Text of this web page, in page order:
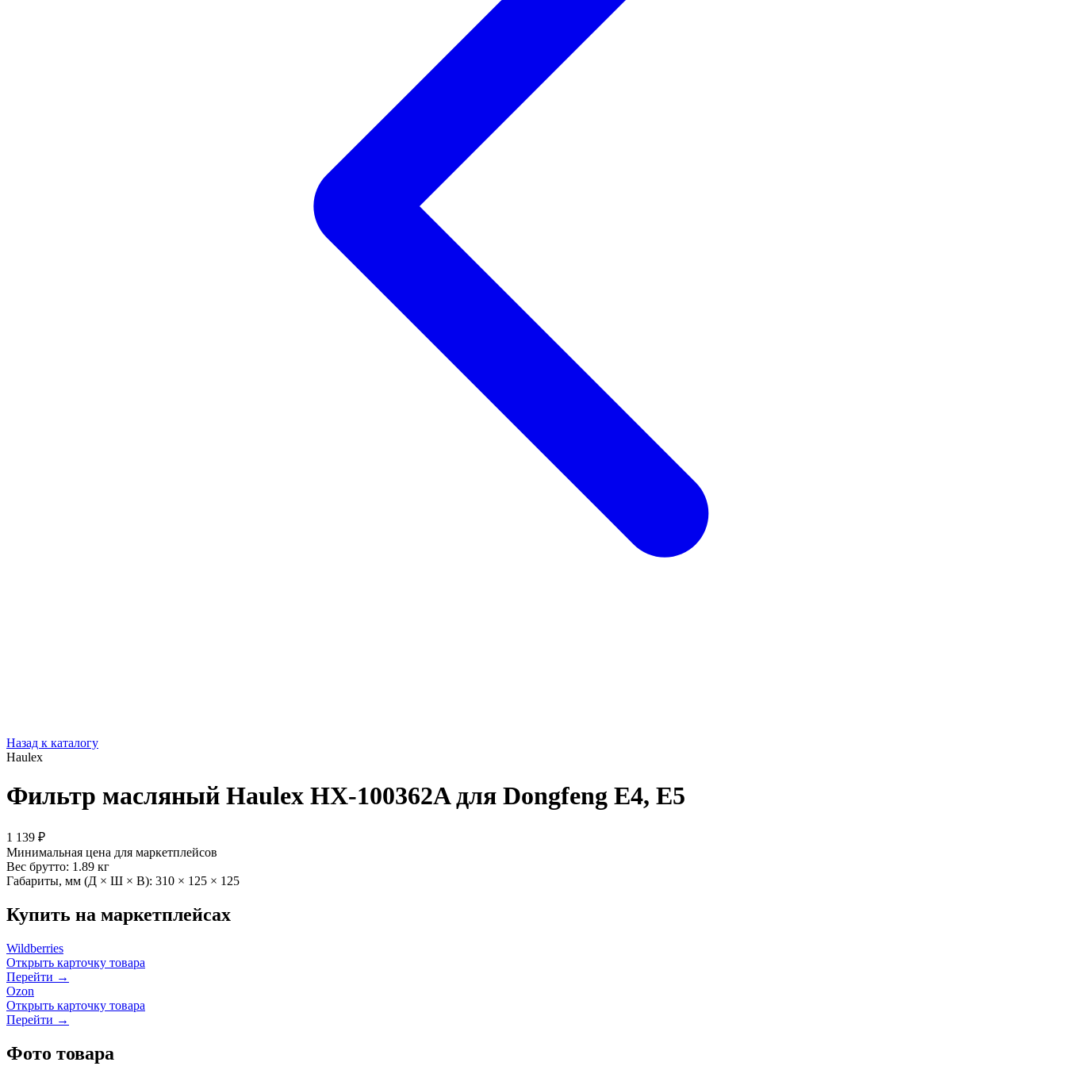
Назад к каталогу
Haulex
Фильтр масляный Haulex HX-100362A для Dongfeng E4, E5
1 139 ₽
Минимальная цена для маркетплейсов
Вес брутто: 1.89 кг
Габариты, мм (Д × Ш × В): 310 × 125 × 125
Купить на маркетплейсах
Wildberries
Открыть карточку товара
Перейти →
Ozon
Открыть карточку товара
Перейти →
Фото товара